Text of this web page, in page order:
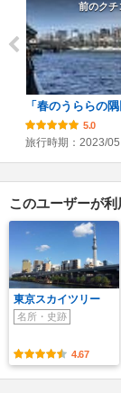
前のクチ
「春のうららの
5.0
旅行時期：2023/05
このユーザーが
東京スカイツリー
名所・史跡
4.67